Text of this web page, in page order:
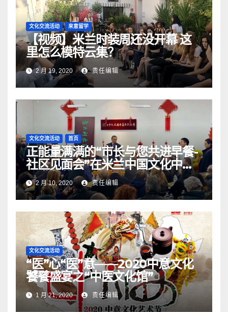
文化交流活动 来意留学
【视频】米兰时装周还没开幕 这
里怎么模特云集？
2 月 19, 2020 责任编辑
文化交流活动 首页
正能量满满的“市长与您共进早餐-
社区见面会”在米兰中国文化中心
圆满落幕
2 月 10, 2020 责任编辑
文化交流活动
“医”心“医”意——2020中意文化
饕餮盛宴之“中医文化馆”
1 月 21, 2020 责任编辑